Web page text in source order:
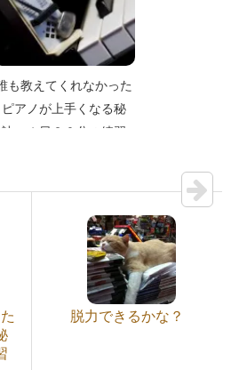
も教えてくれなかった
ピアノが上手くなる秘
訣 １日２０分の練習
脱力できるかな？